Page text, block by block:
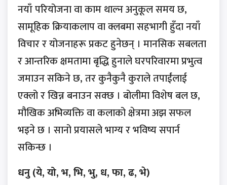
नयाँ परियोजना वा काम थाल्न अनुकूल समय छ,
सामूहिक क्रियाकलाप वा क्लबमा सहभागी हुँदा नयाँ
विचार र योजनाहरू प्रकट हुनेछन् । मानसिक सबलता
र आन्तरिक क्षमतामा बृद्धि हुनाले घरपरिवारमा प्रभुत्व
जमाउन सकिने छ, तर कुनैकुनै कुराले तपाईंलाई
एक्लो र खिन्न बनाउन सक्छ । बोलीमा विशेष बल छ,
मौखिक अभिव्यक्ति वा कलाको क्षेत्रमा अझ सफल
भइने छ । सानो प्रयासले भाग्य र भविष्य सपार्न
सकिन्छ ।
धनु (ये, यो, भ, भि, भु, ध, फा, ढ, भे)